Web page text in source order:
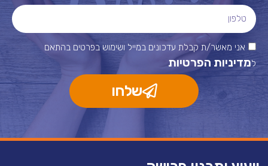
אני מאשר/ת קבלת עדכונים במייל ושימוש בפרטים בהתאם
למדיניות הפרטיות
שלחו